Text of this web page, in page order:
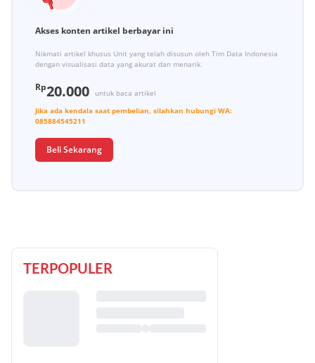
Akses konten artikel berbayar ini
Nikmati artikel khusus Unit yang telah disusun oleh Tim Data Indonesia
dengan visualisasi data yang akurat dan menarik.
Rp20.000
untuk baca artikel
Jika ada kendala saat pembelian, silahkan hubungi WA:
085884545211
Beli Sekarang
TERPOPULER